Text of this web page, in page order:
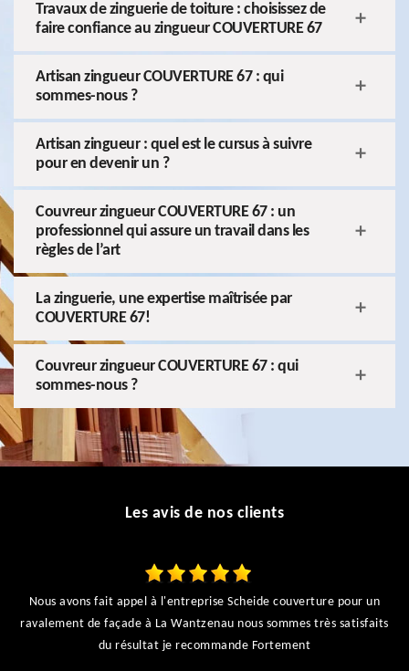
Travaux de zinguerie de toiture : choisissez de
faire confiance au zingueur COUVERTURE 67
Artisan zingueur COUVERTURE 67 : qui
sommes-nous ?
Artisan zingueur : quel est le cursus à suivre
pour en devenir un ?
Couvreur zingueur COUVERTURE 67 : un
professionnel qui assure un travail dans les
règles de l’art
La zinguerie, une expertise maîtrisée par
COUVERTURE 67!
Couvreur zingueur COUVERTURE 67 : qui
sommes-nous ?
Les avis de nos clients
Nous avons fait appel à l'entreprise Scheide couverture pour un
ravalement de façade à La Wantzenau nous sommes très satisfaits
du résultat je recommande Fortement